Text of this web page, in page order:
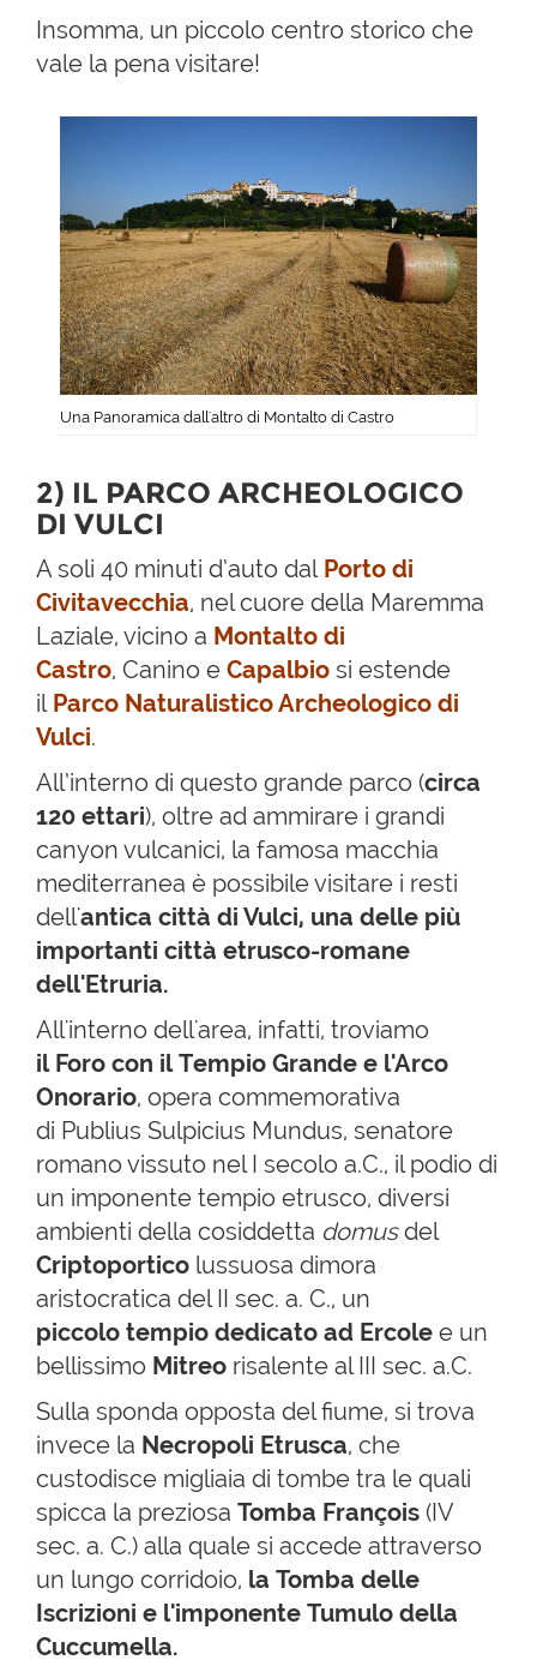
Insomma, un piccolo centro storico che
vale la pena visitare!
Una Panoramica dall'altro di Montalto di Castro
2) IL PARCO ARCHEOLOGICO
DI VULCI
A soli 40 minuti d’auto dal Porto di
Civitavecchia, nel cuore della Maremma
Laziale, vicino a Montalto di
Castro, Canino e Capalbio si estende
il Parco Naturalistico Archeologico di
Vulci.
All’interno di questo grande parco (circa
120 ettari), oltre ad ammirare i grandi
canyon vulcanici, la famosa macchia
mediterranea è possibile visitare i resti
dell'antica città di Vulci, una delle più
importanti città etrusco-romane
dell'Etruria.
All'interno dell'area, infatti, troviamo
il Foro con il Tempio Grande e l'Arco
Onorario, opera commemorativa
di Publius Sulpicius Mundus, senatore
romano vissuto nel I secolo a.C., il podio di
un imponente tempio etrusco, diversi
ambienti della cosiddetta domusdel
Criptoportico lussuosa dimora
aristocratica del II sec. a. C., un
piccolo tempio dedicato ad Ercole e un
bellissimo Mitreo risalente al III sec. a.C.
Sulla sponda opposta del fiume, si trova
invece la Necropoli Etrusca, che
custodisce migliaia di tombe tra le quali
spicca la preziosa Tomba François (IV
sec. a. C.) alla quale si accede attraverso
un lungo corridoio, la Tomba delle
Iscrizioni e l'imponente Tumulo della
Cuccumella.